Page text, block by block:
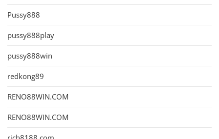
Pussy888
pussy888play
pussy888win
redkong89
RENO88WIN.COM
RENO88WIN.COM